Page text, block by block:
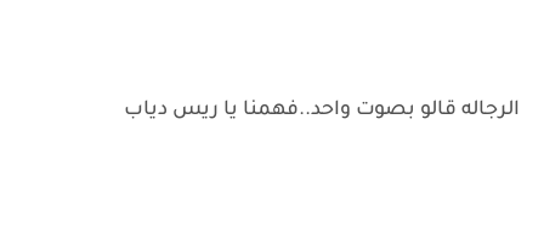
الرجاله قالو بصوت واحد..فهمنا يا ريس دياب